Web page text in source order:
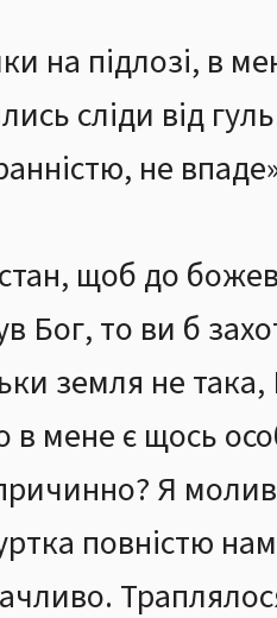
на підлозі, в
сліди від
не
щоб до
Бог, то ви б
земля не
мене є щось
Я
повністю